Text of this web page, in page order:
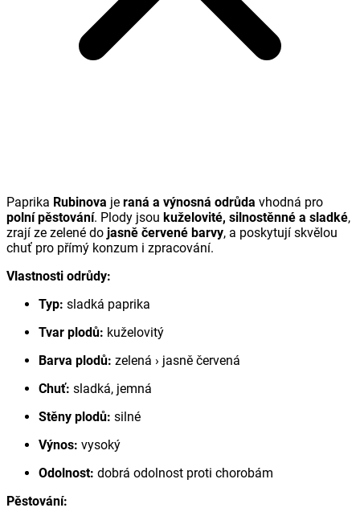
Paprika Rubinova je raná a výnosná odrůda vhodná pro
polní pěstování. Plody jsou kuželovité, silnostěnné a sladké,
zrají ze zelené do jasně červené barvy, a poskytují skvělou
chuť pro přímý konzum i zpracování.
Vlastnosti odrůdy:
Typ: sladká paprika
Tvar plodů: kuželovitý
Barva plodů: zelená › jasně červená
Chuť: sladká, jemná
Stěny plodů: silné
Výnos: vysoký
Odolnost: dobrá odolnost proti chorobám
Pěstování: